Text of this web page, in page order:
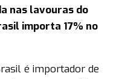
nas lavouras do
importa 17% no
é importador de